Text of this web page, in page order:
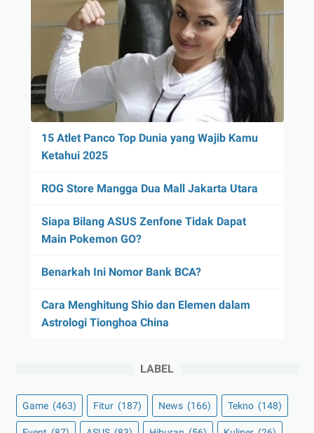
15 Atlet Panco Top Dunia yang Wajib Kamu
Ketahui 2025
ROG Store Mangga Dua Mall Jakarta Utara
Siapa Bilang ASUS Zenfone Tidak Dapat
Main Pokemon GO?
Benarkah Ini Nomor Bank BCA?
Cara Menghitung Shio dan Elemen dalam
Astrologi Tionghoa China
LABEL
Game (463) Fitur (187) News (166) Tekno (148)